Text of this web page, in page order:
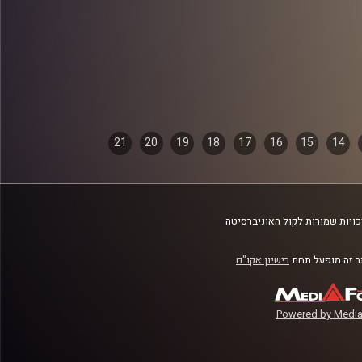
14
15
16
17
18
19
20
21
שמורות לקול האוניברסיטה
זה מופעל תחת רישיון אקו"ם
Powered by